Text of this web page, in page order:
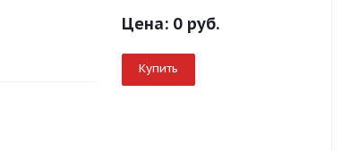
Цена: 0 руб.
Купить